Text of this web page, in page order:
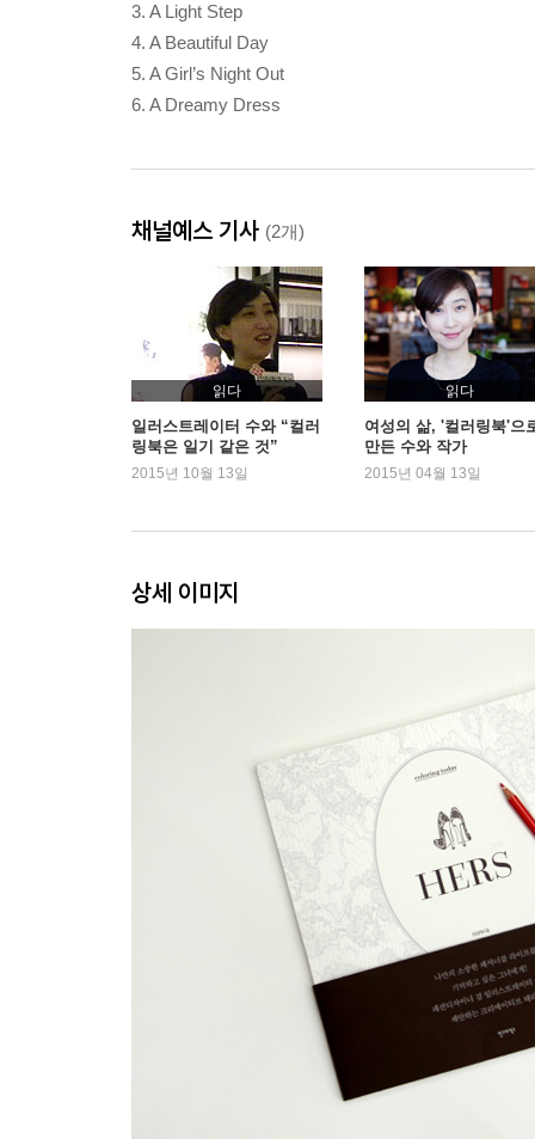
3. A Light Step
4. A Beautiful Day
5. A Girl’s Night Out
6. A Dreamy Dress
채널예스 기사 (2개)
읽다
일러스트레이터 수와 “컬러
링북은 일기 같은 것”
2015년 10월 13일
읽다
여성의 삶, '컬러링북'으
만든 수와 작가
2015년 04월 13일
상세 이미지